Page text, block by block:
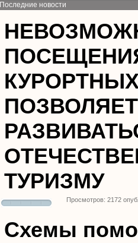
Последние новости
ПОЗВОЛЯЕТ
ТУРИЗМУ
Просмотров: 2172
Схемы